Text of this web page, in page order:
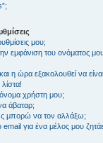
μου;
του ονόματος
η ώρα εξακολουθεί να
όνομα χρήστη μου;
άβαταρ;
μπορώ να τον αλλάξω;
για ένα μέλος μου